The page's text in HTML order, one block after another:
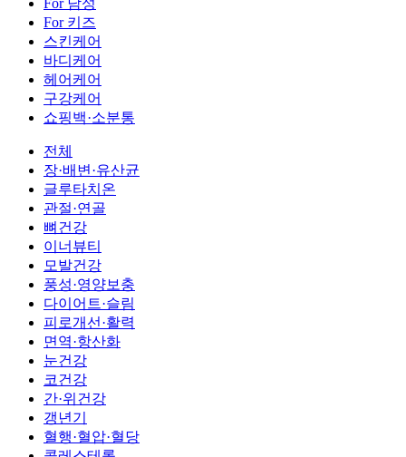
For 키즈
스킨케어
바디케어
헤어케어
구강케어
쇼핑백·소분통
전체
장·배변·유산균
글루타치온
관절·연골
뼈건강
이너뷰티
모발건강
풍성·영양보충
다이어트·슬림
피로개선·활력
면역·항산화
눈건강
코건강
간·위건강
갱년기
혈행·혈압·혈당